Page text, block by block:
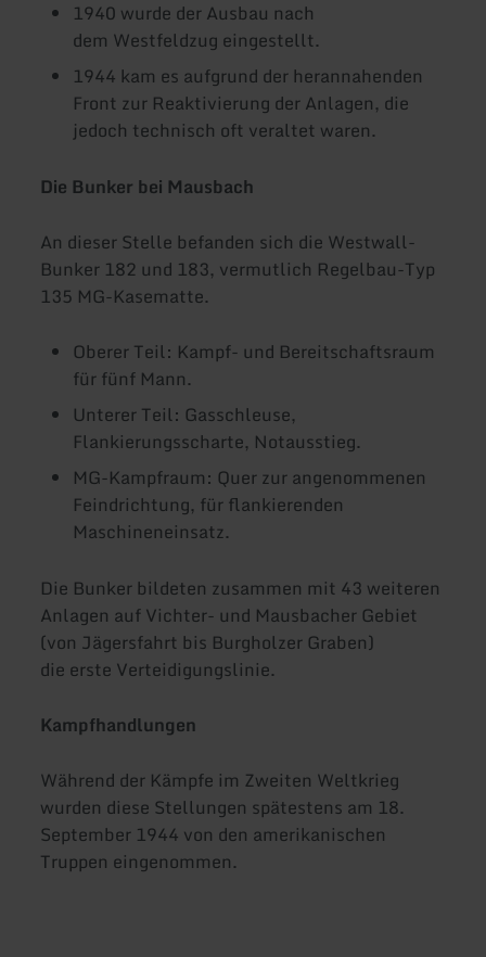
1940 wurde der Ausbau nach
dem Westfeldzug eingestellt.
1944 kam es aufgrund der herannahenden
Front zur Reaktivierung der Anlagen, die
jedoch technisch oft veraltet waren.
Die Bunker bei Mausbach
An dieser Stelle befanden sich die Westwall-
Bunker 182 und 183, vermutlich Regelbau-Typ
135 MG-Kasematte.
Oberer Teil: Kampf- und Bereitschaftsraum
für fünf Mann.
Unterer Teil: Gasschleuse,
Flankierungsscharte, Notausstieg.
MG-Kampfraum: Quer zur angenommenen
Feindrichtung, für flankierenden
Maschineneinsatz.
Die Bunker bildeten zusammen mit 43 weiteren
Anlagen auf Vichter- und Mausbacher Gebiet
(von Jägersfahrt bis Burgholzer Graben)
die erste Verteidigungslinie.
Kampfhandlungen
Während der Kämpfe im Zweiten Weltkrieg
wurden diese Stellungen spätestens am 18.
September 1944 von den amerikanischen
Truppen eingenommen.